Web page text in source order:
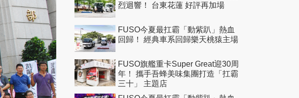
烈迴響！ 台東花蓮 好評再加場
FUSO今夏最扛霸「動紫趴」熱血
回歸！ 經典車系回歸樂天桃猿主場
FUSO旗艦重卡Super Great迎30周
年！ 攜手吾蜂美味集團打造「扛霸
三十」 主題店